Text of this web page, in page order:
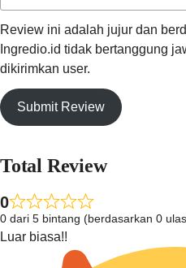
Review ini adalah jujur dan
Ingredio.id tidak bertanggung
dikirimkan user.
Submit Review
Total Review
0
0 dari 5 bintang (berdasarkan 0
Luar biasa!!